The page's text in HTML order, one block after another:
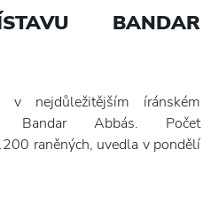
BANDAR
v nejdůležitějším íránském
Bandar Abbás. Počet
raněných, uvedla v pondělí